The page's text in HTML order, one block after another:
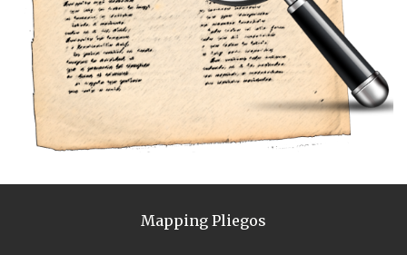
Mapping Pliegos